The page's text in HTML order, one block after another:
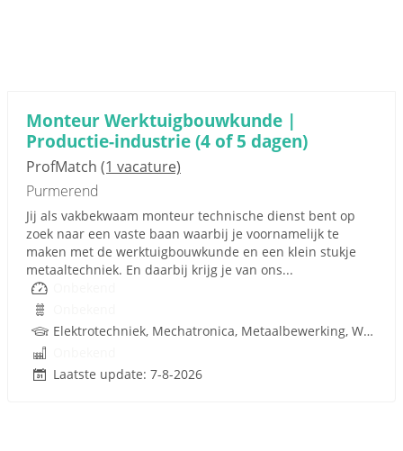
Monteur Werktuigbouwkunde |
Productie-industrie (4 of 5 dagen)
ProfMatch (1 vacature)
Purmerend
Jij als vakbekwaam monteur technische dienst bent op
zoek naar een vaste baan waarbij je voornamelijk te
maken met de werktuigbouwkunde en een klein stukje
metaaltechniek. En daarbij krijg je van ons...
Elektrotechniek, Mechatronica, Metaalbewerking, Werktuigbouwkunde, Metaal, Techniek
Laatste update: 7-8-2026